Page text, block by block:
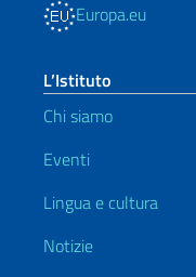
Europa.eu
L’Istituto
Chi siamo
Eventi
Lingua e cultura
Notizie